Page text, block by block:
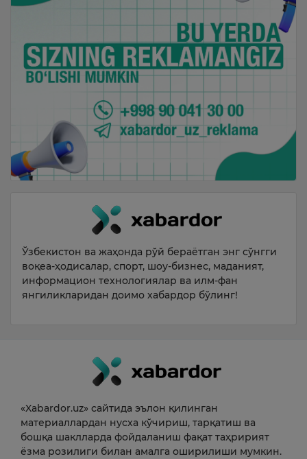
Ўзбекистон ва жаҳонда рўй бераётган энг сўнгги
воқеа-ҳодисалар, спорт, шоу-бизнес, маданият,
информацион технологиялар ва илм-фан
янгиликларидан доимо хабардор бўлинг!
«Xabardor.uz» сайтида эълон қилинган
материаллардан нусха кўчириш, тарқатиш ва
бошқа шаклларда фойдаланиш фақат таҳририят
ёзма розилиги билан амалга оширилиши мумкин.